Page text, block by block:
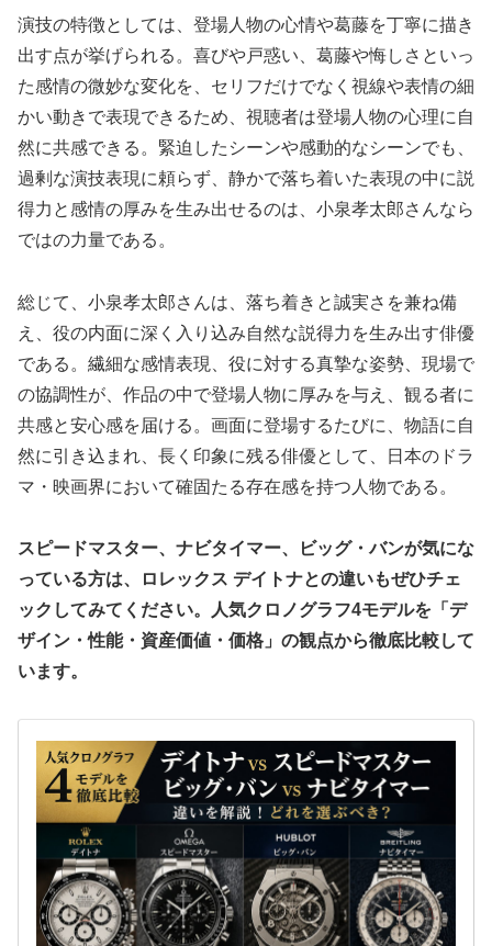
演技の特徴としては、登場人物の心情や葛藤を丁寧に描き
出す点が挙げられる。喜びや戸惑い、葛藤や悔しさといっ
た感情の微妙な変化を、セリフだけでなく視線や表情の細
かい動きで表現できるため、視聴者は登場人物の心理に自
然に共感できる。緊迫したシーンや感動的なシーンでも、
過剰な演技表現に頼らず、静かで落ち着いた表現の中に説
得力と感情の厚みを生み出せるのは、小泉孝太郎さんなら
ではの力量である。
総じて、小泉孝太郎さんは、落ち着きと誠実さを兼ね備
え、役の内面に深く入り込み自然な説得力を生み出す俳優
である。繊細な感情表現、役に対する真摯な姿勢、現場で
の協調性が、作品の中で登場人物に厚みを与え、観る者に
共感と安心感を届ける。画面に登場するたびに、物語に自
然に引き込まれ、長く印象に残る俳優として、日本のドラ
マ・映画界において確固たる存在感を持つ人物である。
スピードマスター、ナビタイマー、ビッグ・バンが気にな
っている方は、ロレックス デイトナとの違いもぜひチェ
ックしてみてください。人気クロノグラフ4モデルを「デ
ザイン・性能・資産価値・価格」の観点から徹底比較して
います。